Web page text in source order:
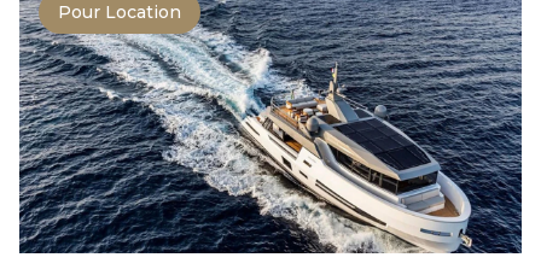
Pour Location